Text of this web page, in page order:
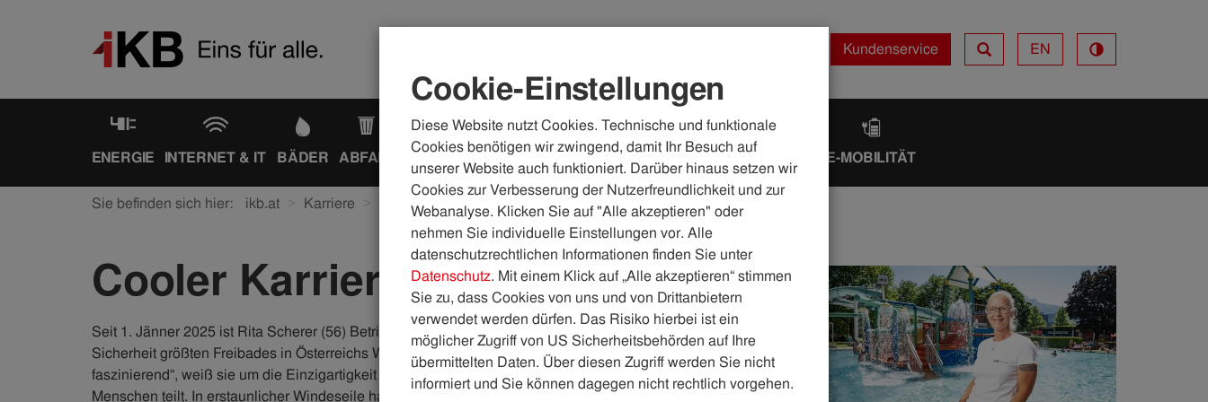
Kundenservice EN
ENERGIE INTERNET & IT BÄDER ABFALL WASSER & ABWASSER KÄLTE & WÄRME PHOTOVOLTAIK E-MOBILITÄT
Sie befinden sich hier: ikb.at Karriere Einblicke Cooler Karriere-Kopfsprung
Cooler Karriere-Kopfsprung
Seit 1. Jänner 2025 ist Rita Scherer (56) Betriebsleiterin des vielleicht außergewöhnlichsten und mit
Sicherheit größten Freibades in Österreichs Westen – des IKB-Freibades Tivoli. „Es ist jeden Tag
faszinierend“, weiß sie um die Einzigartigkeit ihres Arbeitsplatzes, den sie im Sommer mit zigtausenden
Menschen teilt. In erstaunlicher Windeseile hat Rita in der IKB Karriere gemacht. Rita: „Ja, bei mir ist alles
Cookie-Einstellungen
Diese Website nutzt Cookies. Technische und funktionale
Cookies benötigen wir zwingend, damit Ihr Besuch auf
unserer Website auch funktioniert. Darüber hinaus setzen wir
Cookies zur Verbesserung der Nutzerfreundlichkeit und zur
Webanalyse. Klicken Sie auf "Alle akzeptieren" oder
nehmen Sie individuelle Einstellungen vor. Alle
datenschutzrechtlichen Informationen finden Sie unter
Datenschutz. Mit einem Klick auf „Alle akzeptieren“ stimmen
Sie zu, dass Cookies von uns und von Drittanbietern
verwendet werden dürfen. Das Risiko hierbei ist ein
möglicher Zugriff von US Sicherheitsbehörden auf Ihre
übermittelten Daten. Über diesen Zugriff werden Sie nicht
informiert und Sie können dagegen nicht rechtlich vorgehen.